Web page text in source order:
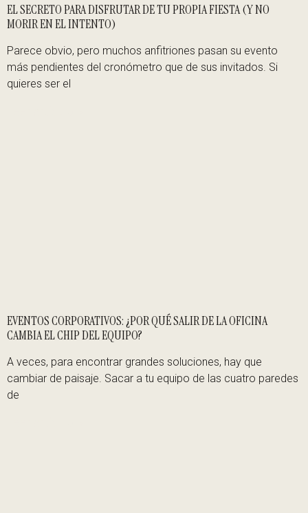
EL SECRETO PARA DISFRUTAR DE TU PROPIA FIESTA (Y NO
MORIR EN EL INTENTO)
Parece obvio, pero muchos anfitriones pasan su evento
más pendientes del cronómetro que de sus invitados. Si
quieres ser el
EVENTOS CORPORATIVOS: ¿POR QUÉ SALIR DE LA OFICINA
CAMBIA EL CHIP DEL EQUIPO?
A veces, para encontrar grandes soluciones, hay que
cambiar de paisaje. Sacar a tu equipo de las cuatro paredes
de